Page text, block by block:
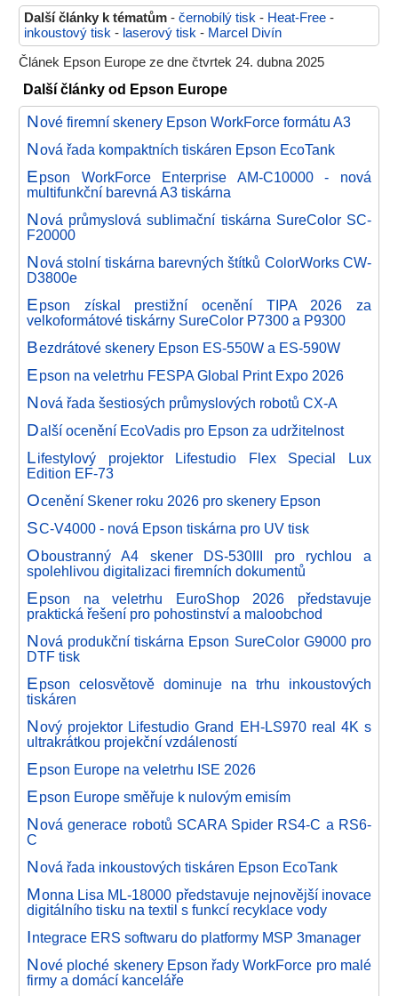
Další články k tématům - černobílý tisk - Heat-Free -
inkoustový tisk - laserový tisk - Marcel Divín
Článek Epson Europe ze dne čtvrtek 24. dubna 2025
Další články od Epson Europe
Nové firemní skenery Epson WorkForce formátu A3
Nová řada kompaktních tiskáren Epson EcoTank
Epson WorkForce Enterprise AM-C10000 - nová
multifunkční barevná A3 tiskárna
Nová průmyslová sublimační tiskárna SureColor SC-
F20000
Nová stolní tiskárna barevných štítků ColorWorks CW-
D3800e
Epson získal prestižní ocenění TIPA 2026 za
velkoformátové tiskárny SureColor P7300 a P9300
Bezdrátové skenery Epson ES-550W a ES-590W
Epson na veletrhu FESPA Global Print Expo 2026
Nová řada šestiosých průmyslových robotů CX-A
Další ocenění EcoVadis pro Epson za udržitelnost
Lifestylový projektor Lifestudio Flex Special Lux
Edition EF-73
Ocenění Skener roku 2026 pro skenery Epson
SC-V4000 - nová Epson tiskárna pro UV tisk
Oboustranný A4 skener DS-530III pro rychlou a
spolehlivou digitalizaci firemních dokumentů
Epson na veletrhu EuroShop 2026 představuje
praktická řešení pro pohostinství a maloobchod
Nová produkční tiskárna Epson SureColor G9000 pro
DTF tisk
Epson celosvětově dominuje na trhu inkoustových
tiskáren
Nový projektor Lifestudio Grand EH-LS970 real 4K s
ultrakrátkou projekční vzdáleností
Epson Europe na veletrhu ISE 2026
Epson Europe směřuje k nulovým emisím
Nová generace robotů SCARA Spider RS4-C a RS6-
C
Nová řada inkoustových tiskáren Epson EcoTank
Monna Lisa ML-18000 představuje nejnovější inovace
digitálního tisku na textil s funkcí recyklace vody
Integrace ERS softwaru do platformy MSP 3manager
Nové ploché skenery Epson řady WorkForce pro malé
firmy a domácí kanceláře